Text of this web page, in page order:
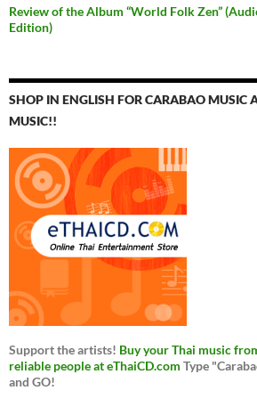
Review of the Album “World Folk Zen”
Edition)
SHOP IN ENGLISH FOR CARABAO MUSIC
MUSIC!!
Support the artists! Buy your Thai music
reliable people at eThaiCD.com Type
and GO!